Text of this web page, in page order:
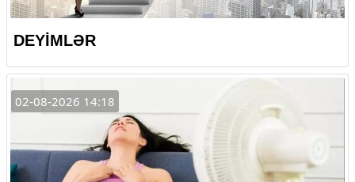
DEYİMLƏR
02-08-2026 14:18